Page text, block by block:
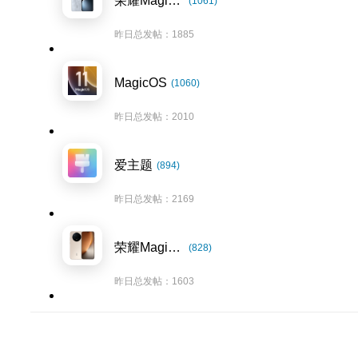
昨日总发帖：1885
MagicOS (1060)
昨日总发帖：2010
爱主题 (894)
昨日总发帖：2169
荣耀Magic8系列 (828)
昨日总发帖：1603